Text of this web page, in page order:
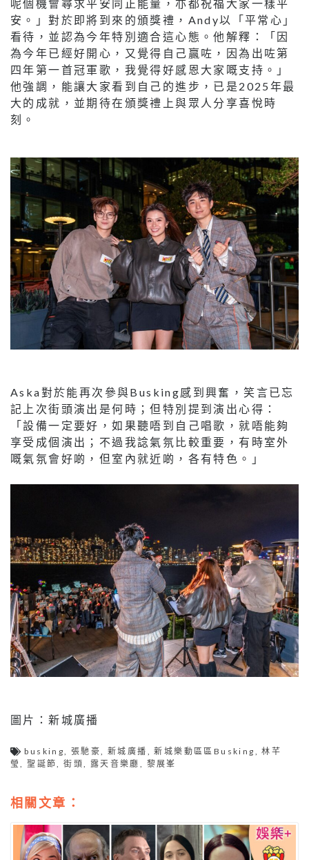
呢個機會尋求平安同正能量，亦都祝福大家一樣平
安。」對於即將到來的頒獎禮，Andy以「平常心」
看待，並認為今年特別適合這心態。他解釋：「因
為今年已經好開心，又覺得自己贏咗，因為出咗第
四年第一首冠軍歌，我覺得好感恩大家嘅支持。」
他強調，能讓大家看到自己的進步，已是2025年最
大的成就，並期待在頒獎禮上與眾人分享喜悅時
刻。
Aska對於能再次參與Busking感到興奮，笑言已忘
記上次街頭演出是何時；但特別提到演出心得：
「設備一定要好，如果聽唔到自己唱歌，就唔能夠
享受成個演出；不過我諗氣氛比較重要，有時室外
嘅氣氛會好啲，但室內就近啲，各有特色。」
圖片：新城廣播
busking ,張馳豪 ,新城廣播 ,新城樂動區區Busking ,林芊
瑩
,聖誕節 ,街頭 露天音樂廳 黎展峯
相關文章：